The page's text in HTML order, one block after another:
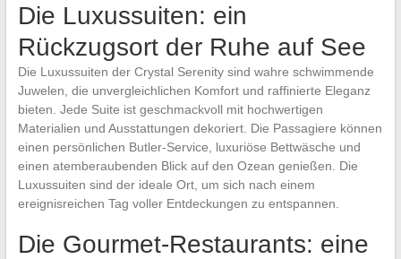
Die Luxussuiten: ein
Rückzugsort der Ruhe auf See
Die Luxussuiten der Crystal Serenity sind wahre schwimmende
Juwelen, die unvergleichlichen Komfort und raffinierte Eleganz
bieten. Jede Suite ist geschmackvoll mit hochwertigen
Materialien und Ausstattungen dekoriert. Die Passagiere können
einen persönlichen Butler-Service, luxuriöse Bettwäsche und
einen atemberaubenden Blick auf den Ozean genießen. Die
Luxussuiten sind der ideale Ort, um sich nach einem
ereignisreichen Tag voller Entdeckungen zu entspannen.
Die Gourmet-Restaurants: eine